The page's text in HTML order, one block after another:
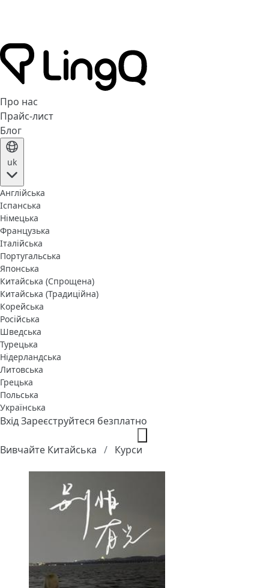
Про нас
Прайс-лист
Блог
uk
Англійська
Іспанська
Німецька
Французька
Італійська
Португальська
Японська
Китайська (Спрощена)
Китайська (Традиційна)
Корейська
Російська
Шведська
Турецька
Нідерландська
Литовська
Грецька
Польська
Українська
ВхідЗареєструйтеся безплатно
Вивчайте Китайська Курси